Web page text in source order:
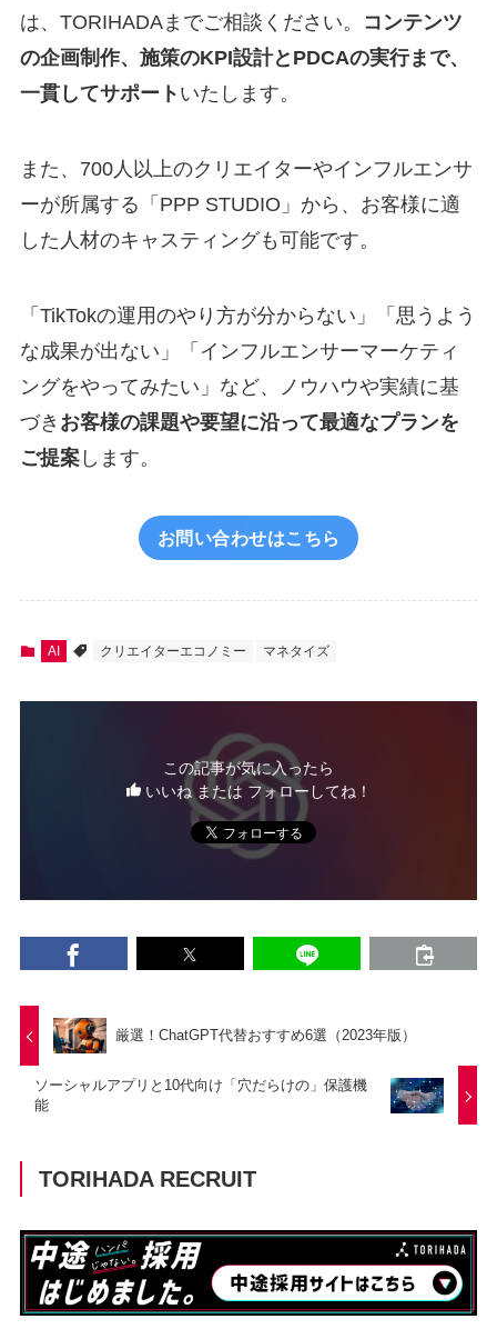
は、TORIHADAまでご相談ください。
コンテンツ
の企画制作、施策のKPI設計とPDCAの実行まで、
一貫してサポート いたします。
また、700人以上のクリエイターやインフルエンサ
ーが所属する「PPP STUDIO」から、お客様に適
した人材のキャスティングも可能です。
「TikTokの運用のやり方が分からない」「思うよう
な成果が出ない」「インフルエンサーマーケティ
ングをやってみたい」など、ノウハウや実績に基
づき お客様の課題や要望に沿って最適なプランを
ご提案します。
お問い合わせはこちら
AI クリエイターエコノミー マネタイズ
この記事が気に入ったら
いいね または フォローしてね！
厳選！ChatGPT代替おすすめ6選（2023年版）
ソーシャルアプリと10代向け「穴だらけの」保護機
能
TORIHADA RECRUIT